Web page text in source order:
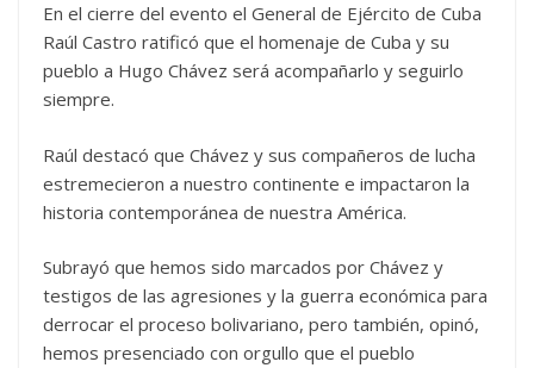
En el cierre del evento el General de Ejército de Cuba
Raúl Castro ratificó que el homenaje de Cuba y su
pueblo a Hugo Chávez será acompañarlo y seguirlo
siempre.
Raúl destacó que Chávez y sus compañeros de lucha
estremecieron a nuestro continente e impactaron la
historia contemporánea de nuestra América.
Subrayó que hemos sido marcados por Chávez y
testigos de las agresiones y la guerra económica para
derrocar el proceso bolivariano, pero también, opinó,
hemos presenciado con orgullo que el pueblo